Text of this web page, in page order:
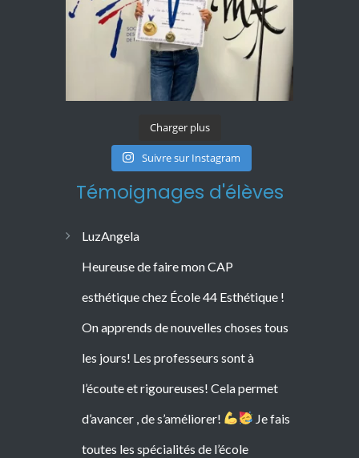
Charger plus
Suivre sur Instagram
Témoignages d'élèves
LuzAngela
Heureuse de faire mon CAP
esthétique chez École 44 Esthétique !
On apprends de nouvelles choses tous
les jours! Les professeurs sont à
l’écoute et rigoureuses! Cela permet
d’avancer , de s’améliorer!
Je fais
toutes les spécialités de l’école